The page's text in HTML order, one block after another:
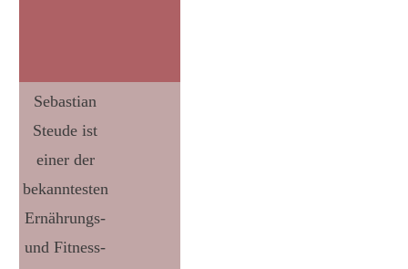
Sebastian
Steude ist
einer der
bekanntesten
Ernährungs-
und Fitness-